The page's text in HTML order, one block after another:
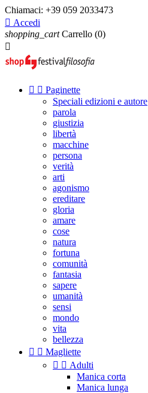
Chiamaci: +39 059 2033473
 Accedi
shopping_cart Carrello (0)

  Paginette
Speciali edizioni e autore
parola
giustizia
libertà
macchine
persona
verità
arti
agonismo
ereditare
gloria
amare
cose
natura
fortuna
comunità
fantasia
sapere
umanità
sensi
mondo
vita
bellezza
  Magliette
  Adulti
Manica corta
Manica lunga